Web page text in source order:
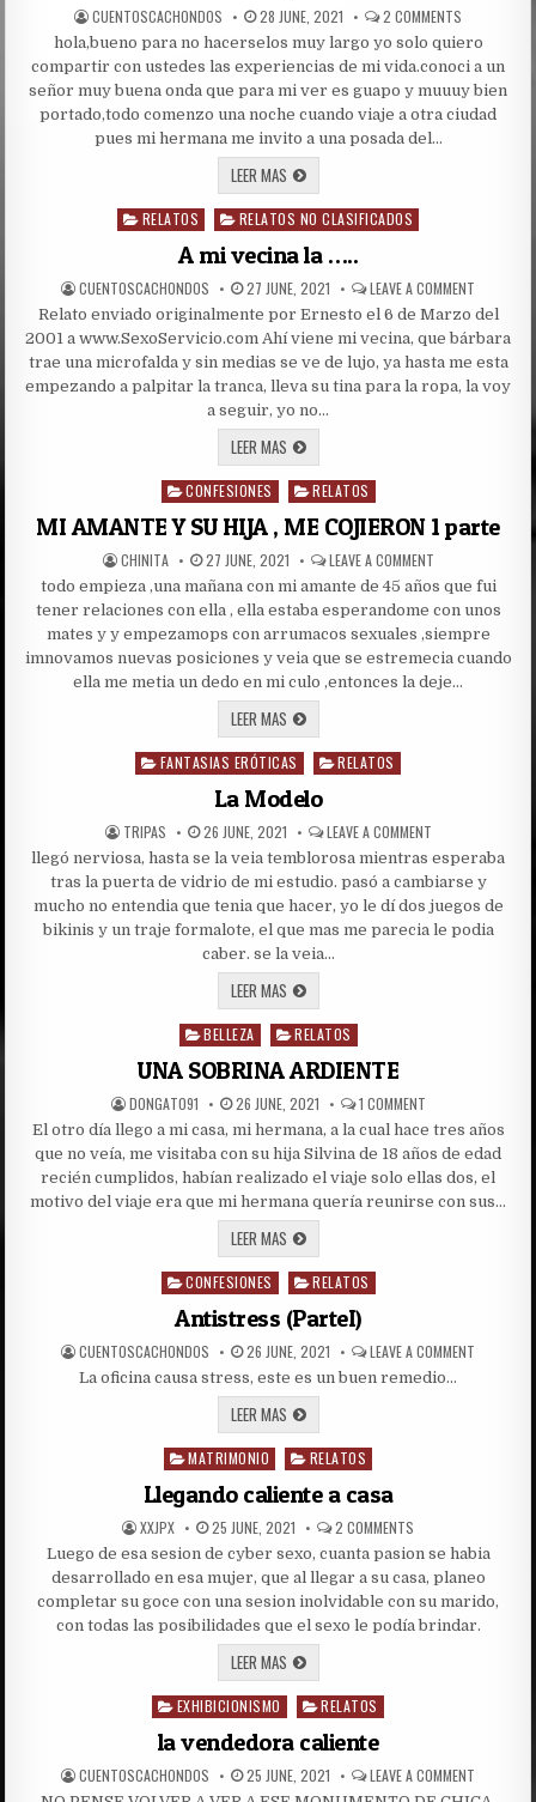
AUTHOR:
CUENTOSCACHONDOS PUBLISHED
DATE:
28 JUNE, 2021 2 COMMENTS
AMANTE
PERFECTO
hola,bueno para no hacerselos muy largo yo solo quiero
compartir con ustedes las experiencias de mi vida.conoci a un
señor muy buena onda que para mi ver es guapo y muuuy bien
portado,todo comenzo una noche cuando viaje a otra ciudad
pues mi hermana me invito a una posada del…
LEER MASMI
AMANTE
PERFECTO
Posted
RELATOS RELATOS NO CLASIFICADOS
A mi vecina la …..
AUTHOR:
CUENTOSCACHONDOS PUBLISHED
DATE:
27 JUNE, 2021 LEAVE A COMMENT
MI
VECINA
LA
…..
Relato enviado originalmente por Ernesto el 6 de Marzo del
2001 a www.SexoServicio.com Ahí viene mi vecina, que bárbara
trae una microfalda y sin medias se ve de lujo, ya hasta me esta
empezando a palpitar la tranca, lleva su tina para la ropa, la voy
a seguir, yo no…
LEER MASA
MI
VECINA
LA
…..
Posted
in
CONFESIONES RELATOS
MI AMANTE Y SU HIJA , ME COJIERON 1 parte
AUTHOR:
CHINITA PUBLISHED
DATE:
27 JUNE, 2021 LEAVE A COMMENTON
AMANTE
SU
HIJA
,
ME
COJIERON
1
todo empieza ,una mañana con mi amante de 45 años que fui
tener relaciones con ella , ella estaba esperandome con unos
mates y y empezamops con arrumacos sexuales ,siempre
imnovamos nuevas posiciones y veia que se estremecia cuando
ella me metia un dedo en mi culo ,entonces la deje…
LEER MASMI
AMANTE
Y
SU
HIJA
,
ME
COJIERON
1
PARTE
Posted
FANTASIAS ERÓTICAS RELATOS
La Modelo
AUTHOR:
TRIPAS PUBLISHED
DATE:
26 JUNE, 2021 LEAVE A COMMENTON
MODELO
llegó nerviosa, hasta se la veia temblorosa mientras esperaba
tras la puerta de vidrio de mi estudio. pasó a cambiarse y
mucho no entendia que tenia que hacer, yo le dí dos juegos de
bikinis y un traje formalote, el que mas me parecia le podia
caber. se la veia…
LEER MASLA
MODELO
Posted
in
BELLEZA RELATOS
UNA SOBRINA ARDIENTE
AUTHOR:
DONGATO91 PUBLISHED
DATE:
26 JUNE, 2021 1 COMMENTON
SOBRINA
ARDIENTE
El otro día llego a mi casa, mi hermana, a la cual hace tres años
que no veía, me visitaba con su hija Silvina de 18 años de edad
recién cumplidos, habían realizado el viaje solo ellas dos, el
motivo del viaje era que mi hermana quería reunirse con sus…
LEER MASUNA
SOBRINA
ARDIENTE
Posted
CONFESIONES RELATOS
Antistress (ParteI)
AUTHOR:
CUENTOSCACHONDOS PUBLISHED
DATE:
26 JUNE, 2021 LEAVE A COMMENT
La oficina causa stress, este es un buen remedio…
LEER MASANTISTRESS
(PARTEI)
Posted
MATRIMONIO RELATOS
Llegando caliente a casa
AUTHOR:
XXJPX PUBLISHED
DATE:
25 JUNE, 2021 2 COMMENTS
CALIENTE
CASA
Luego de esa sesion de cyber sexo, cuanta pasion se habia
desarrollado en esa mujer, que al llegar a su casa, planeo
completar su goce con una sesion inolvidable con su marido,
con todas las posibilidades que el sexo le podía brindar.
LEER MASLLEGANDO
CALIENTE
A
CASA
Posted
in
EXHIBICIONISMO RELATOS
la vendedora caliente
AUTHOR:
CUENTOSCACHONDOS PUBLISHED
DATE:
25 JUNE, 2021 LEAVE A COMMENT